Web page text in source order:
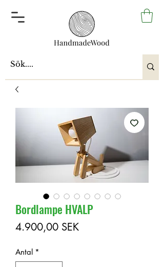
Bordlampe HVALP
4.900,00 SEKPris
Antal *